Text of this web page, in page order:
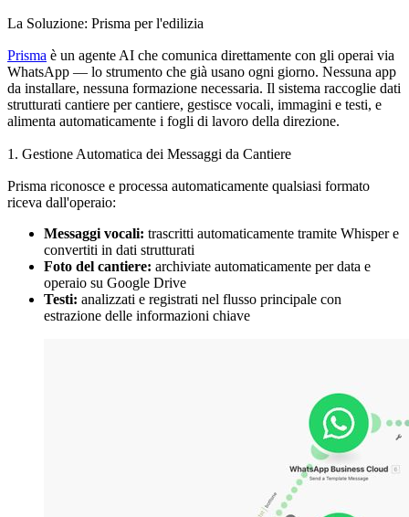
La Soluzione: Prisma per l'edilizia
Prisma è un agente AI che comunica direttamente con gli operai via
WhatsApp — lo strumento che già usano ogni giorno. Nessuna app
da installare, nessuna formazione necessaria. Il sistema raccoglie dati
strutturati cantiere per cantiere, gestisce vocali, immagini e testi, e
alimenta automaticamente i fogli di lavoro della direzione.
1. Gestione Automatica dei Messaggi da Cantiere
Prisma riconosce e processa automaticamente qualsiasi formato
riceva dall'operaio:
Messaggi vocali: trascritti automaticamente tramite Whisper e
convertiti in dati strutturati
Foto del cantiere: archiviate automaticamente per data e
operaio su Google Drive
Testi: analizzati e registrati nel flusso principale con
estrazione delle informazioni chiave